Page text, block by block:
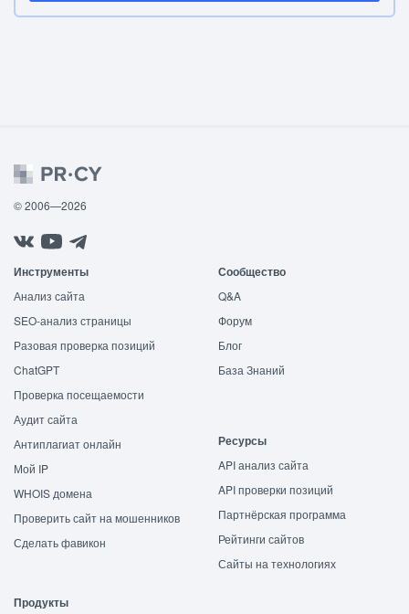
© 2006—2026
Инструменты
Анализ сайта
SEO-анализ страницы
Разовая проверка позиций
ChatGPT
Проверка посещаемости
Аудит сайта
Антиплагиат онлайн
Мой IP
WHOIS домена
Проверить сайт на мошенников
Сделать фавикон
Сообщество
Q&A
Форум
Блог
База Знаний
Ресурсы
API анализ сайта
API проверки позиций
Партнёрская программа
Рейтинги сайтов
Сайты на технологиях
Продукты